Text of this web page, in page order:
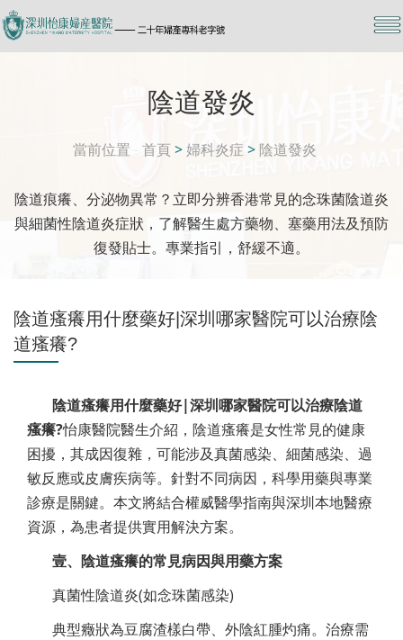
陰道發炎
當前位置 首頁 >婦科炎症 > 陰道發炎
陰道痕癢、分泌物異常？立即分辨香港常見的念珠菌陰道炎
與細菌性陰道炎症狀，了解醫生處方藥物、塞藥用法及預防
復發貼士。專業指引，舒緩不適。
陰道瘙癢用什麼藥好|深圳哪家醫院可以治療陰
道瘙癢?
陰道瘙癢用什麼藥好|深圳哪家醫院可以治療陰道
瘙癢?怡康醫院醫生介紹，陰道瘙癢是女性常見的健康
困擾，其成因復雜，可能涉及真菌感染、細菌感染、過
敏反應或皮膚疾病等。針對不同病因，科學用藥與專業
診療是關鍵。本文將結合權威醫學指南與深圳本地醫療
資源，為患者提供實用解決方案。
壹、陰道瘙癢的常見病因與用藥方案
真菌性陰道炎(如念珠菌感染)
典型癥狀為豆腐渣樣白帶、外陰紅腫灼痛。治療需